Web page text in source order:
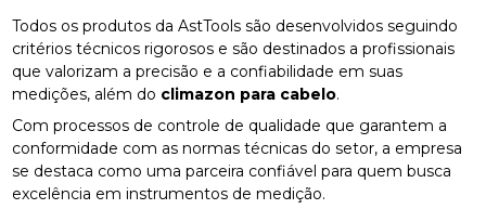
Todos os produtos da AstTools são desenvolvidos seguindo
critérios técnicos rigorosos e são destinados a profissionais
que valorizam a precisão e a confiabilidade em suas
medições, além do climazon para cabelo.
Com processos de controle de qualidade que garantem a
conformidade com as normas técnicas do setor, a empresa
se destaca como uma parceira confiável para quem busca
excelência em instrumentos de medição.